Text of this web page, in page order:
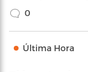
0
Última Hora